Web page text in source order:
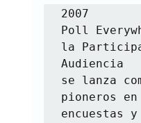
2007
Poll
la
Audiencia
se lanza
pioneros
encuestas